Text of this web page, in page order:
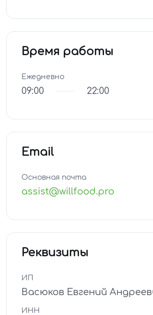
Время работы
Ежедневно
09:00 22:00
Email
Основная почта
assist@willfood.pro
Реквизиты
ИП
Васюков Евгений
ИНН